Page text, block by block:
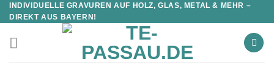
INDIVIDUELLE GRAVUREN AUF HOLZ, GLAS, METAL & MEHR –
DIREKT AUS BAYERN!